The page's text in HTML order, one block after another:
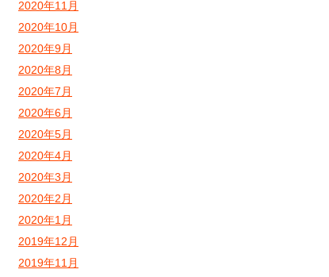
2020年11月
2020年10月
2020年9月
2020年8月
2020年7月
2020年6月
2020年5月
2020年4月
2020年3月
2020年2月
2020年1月
2019年12月
2019年11月